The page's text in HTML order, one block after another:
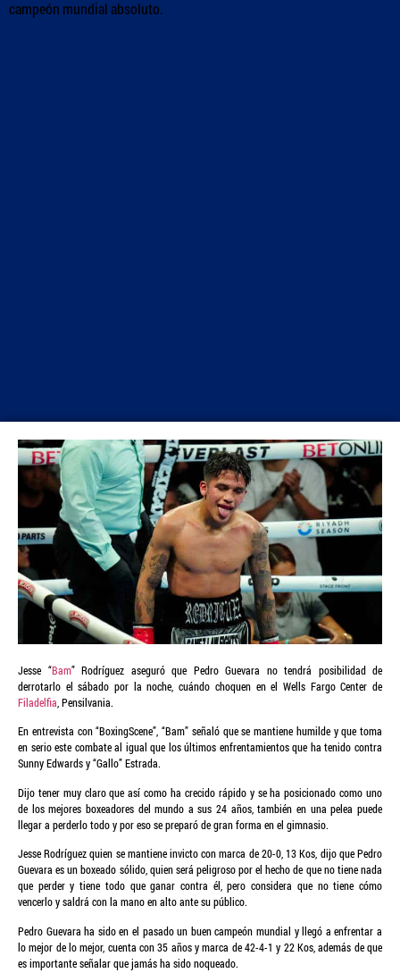
campeón mundial absoluto.
Jesse “Bam” Rodríguez aseguró que Pedro Guevara no tendrá posibilidad de
derrotarlo el sábado por la noche, cuándo choquen en el Wells Fargo Center de
Filadelfia , Pensilvania.
En entrevista con “BoxingScene”, “Bam” señaló que se mantiene humilde y que toma
en serio este combate al igual que los últimos enfrentamientos que ha tenido contra
Sunny Edwards y “Gallo” Estrada.
Dijo tener muy claro que así como ha crecido rápido y se ha posicionado como uno
de los mejores boxeadores del mundo a sus 24 años, también en una pelea puede
llegar a perderlo todo y por eso se preparó de gran forma en el gimnasio.
Jesse Rodríguez quien se mantiene invicto con marca de 20-0, 13 Kos, dijo que Pedro
Guevara es un boxeado sólido, quien será peligroso por el hecho de que no tiene nada
que perder y tiene todo que ganar contra él, pero considera que no tiene cómo
vencerlo y saldrá con la mano en alto ante su público.
Pedro Guevara ha sido en el pasado un buen campeón mundial y llegó a enfrentar a
lo mejor de lo mejor, cuenta con 35 años y marca de 42-4-1 y 22 Kos, además de que
es importante señalar que jamás ha sido noqueado.